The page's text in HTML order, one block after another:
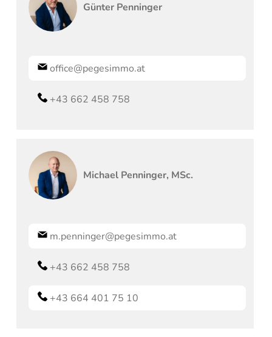
Günter Penninger
office@pegesimmo.at
+43 662 458 758
Michael Penninger, MSc.
m.penninger@pegesimmo.at
+43 662 458 758
+43 664 401 75 10